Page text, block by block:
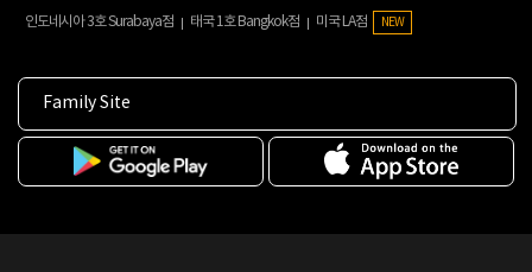
인도네시아 3호 Surabaya점
태국 1호 Bangkok점 미국 LA점 NEW
Family Site